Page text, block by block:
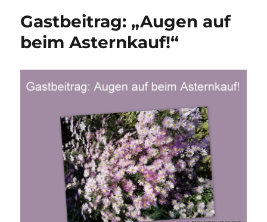
Tulpen
hin?
Gastbeitrag: „Augen auf
beim Asternkauf!“